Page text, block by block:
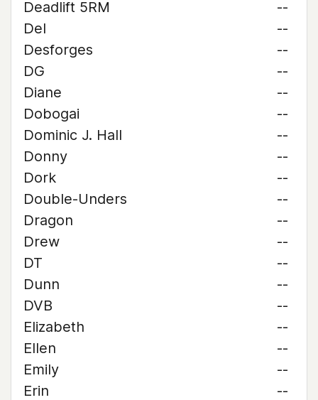
Deadlift 5RM
--
Del
--
Desforges
--
DG
--
Diane
--
Dobogai
--
Dominic J. Hall
--
Donny
--
Dork
--
Double-Unders
--
Dragon
--
Drew
--
DT
--
Dunn
--
DVB
--
Elizabeth
--
Ellen
--
Emily
--
Erin
--